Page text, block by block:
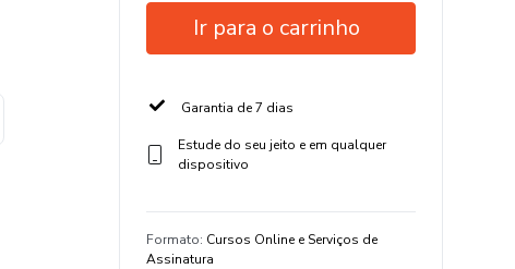
Ir para o carrinho
Garantia de 7 dias
Estude do seu jeito e em qualquer
dispositivo
Formato: Cursos Online e Serviços de
Assinatura